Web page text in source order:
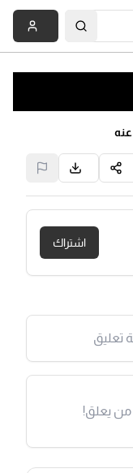
اشتراك
تعليق
من يعلق!